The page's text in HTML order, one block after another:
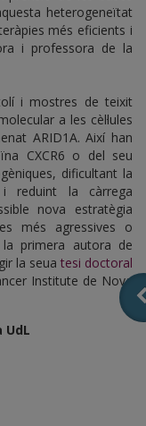
heterogeneïtat
més eficients i
i professora de la
i mostres de teixit
a les cèl·lules
ARID1A. Així han
CXCR6 o del seu
dificultant la
i reduint la càrrega
nova estratègia
més agressives o
primera autora de
la seua tesi doctoral
Institute de Nova
UdL